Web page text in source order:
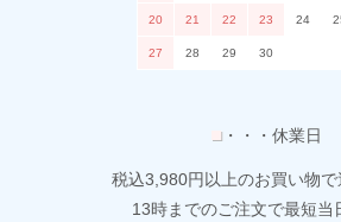
20 21 22 23 24
27 28 29 30
■ ・・・休業日
税込3,980円以上のお買い物で
13時までのご注文で最短当